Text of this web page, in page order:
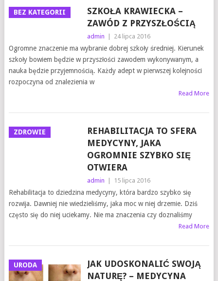
BEZ KATEGORII
SZKOŁA KRAWIECKA –
ZAWÓD Z PRZYSZŁOŚCIĄ
admin 24 lipca 2016
Ogromne znaczenie ma wybranie dobrej szkoły średniej. Kierunek
szkoły bowiem będzie w przyszłości zawodem wykonywanym, a
nauka będzie przyjemnością. Każdy adept w pierwszej kolejności
rozpoczyna od znalezienia w
Read More
ZDROWIE
REHABILITACJA TO SFERA
MEDYCYNY, JAKA
OGROMNIE SZYBKO SIĘ
OTWIERA
admin 15 lipca 2016
Rehabilitacja to dziedzina medycyny, która bardzo szybko się
rozwija. Dawniej nie wiedzieliśmy, jaka moc w niej drzemie. Dziś
często się do niej uciekamy. Nie ma znaczenia czy doznaliśmy
Read More
URODA
JAK UDOSKONALIĆ SWOJĄ
NATURĘ? – MEDYCYNA